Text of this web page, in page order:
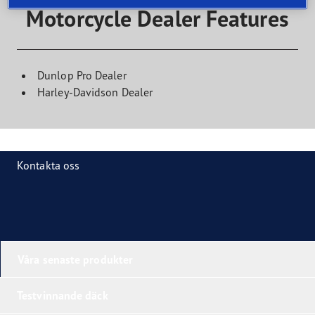
Motorcycle Dealer Features
Dunlop Pro Dealer
Harley-Davidson Dealer
Kontakta oss